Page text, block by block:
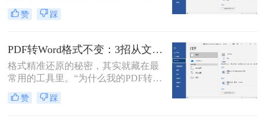
Word，排版全乱了，还不如自己重打
一遍！”这是小编在后台收到最多的
域多年的测评博主，我深知一份格式
错乱、需要手动调整数小时的Word文
档，对职场人来说是多么糟糕的体
验。那么pdf转word如何保留原格式
呢？
赞 踩
PDF转Word格式不变：3招从文件选择到输出设置全流程！
格式精准还原的秘密，其实就藏在最
常用的工具里。“为什么我的PDF转成
Word后，格式全乱了？”——这是小
编在后台收到最多的问题之一。相信
赞 踩